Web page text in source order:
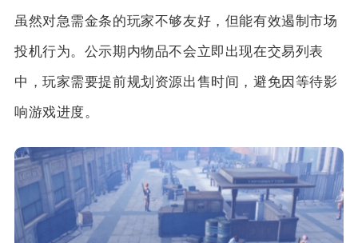
虽然对急需金条的玩家不够友好，但能有效遏制市场
投机行为。公示期内物品不会立即出现在交易列表
中，玩家需要提前规划资源出售时间，避免因等待影
响游戏进度。